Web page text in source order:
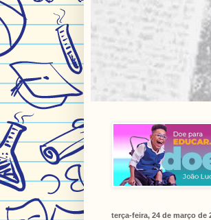
terça-feira, 24 de março de